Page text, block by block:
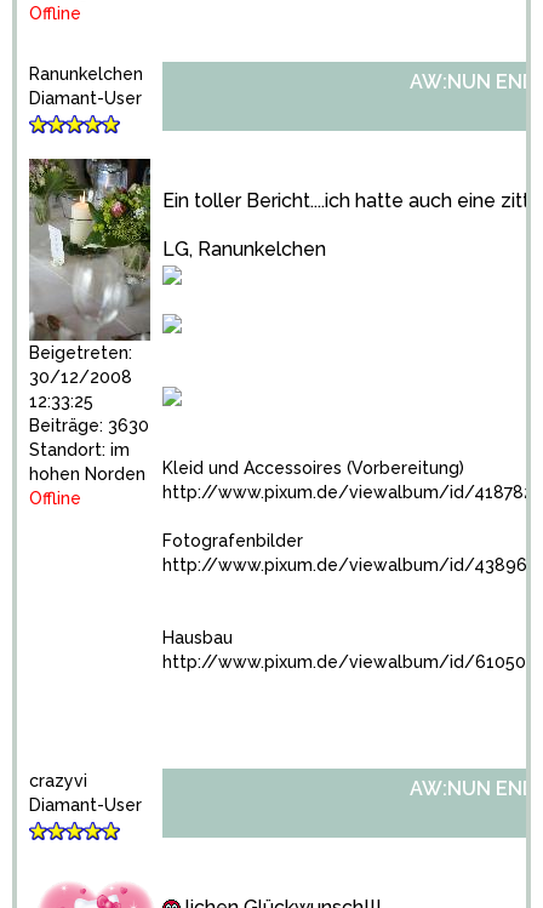
Offline
Ranunkelchen
Diamant-User
Beigetreten:
30/12/2008
12:33:25
Beiträge: 3630
Standort: im
hohen Norden
Offline
AW:NUN
Ein toller Bericht....ich hatte auch eine
LG, Ranunkelchen
Kleid und Accessoires (Vorbereitung)
http://www.pixum.de/viewalbum/id/4187822
Fotografenbilder
http://www.pixum.de/viewalbum/id/
Hausbau
http://www.pixum.de/viewalbum/id/
crazyvi
Diamant-User
AW:NUN